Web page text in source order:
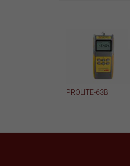
PROLITE-63B